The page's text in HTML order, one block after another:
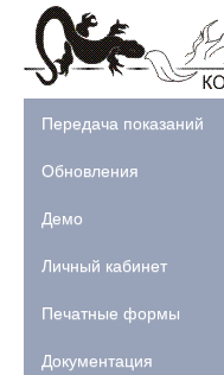
Передача показаний
Обновления
Демо
Личный кабинет
Печатные формы
Документация